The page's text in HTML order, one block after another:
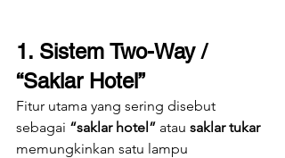
1. Sistem Two-Way /
“Saklar Hotel”
Fitur utama yang sering disebut
sebagai “saklar hotel” atau saklar tukar
memungkinkan satu lampu